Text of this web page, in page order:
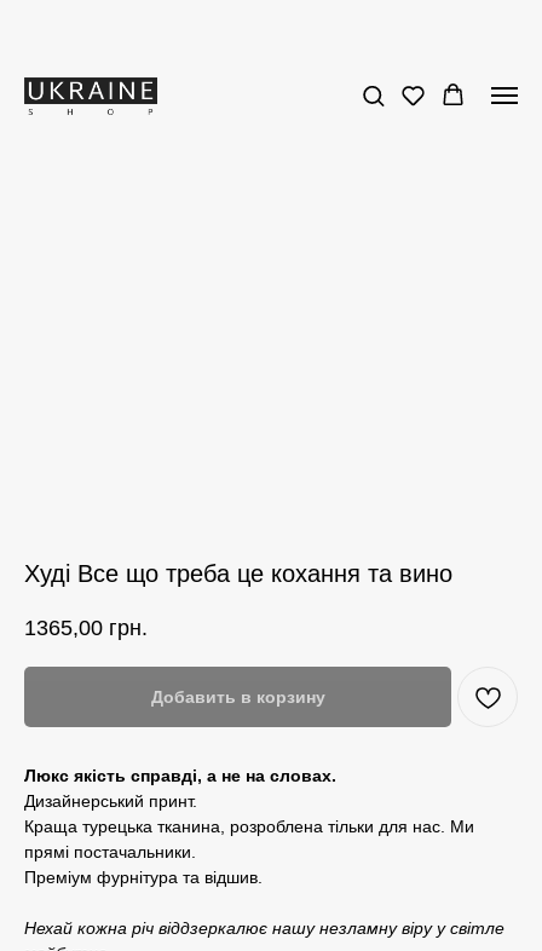
Худі Все що треба це кохання та вино
1365,00 грн.
Добавить в корзину
Люкс якість справді, а не на словах.
Дизайнерський принт.
Краща турецька тканина, розроблена тільки для нас. Ми
прямі постачальники.
Преміум фурнітура та відшив.
Нехай кожна річ віддзеркалює нашу незламну віру у світле